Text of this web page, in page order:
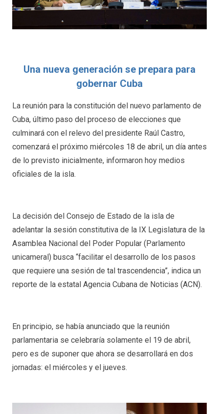
Una nueva generación se prepara para
gobernar Cuba
La reunión para la constitución del nuevo parlamento de
Cuba, último paso del proceso de elecciones que
culminará con el relevo del presidente Raúl Castro,
comenzará el próximo miércoles 18 de abril, un día antes
de lo previsto inicialmente, informaron hoy medios
oficiales de la isla.
La decisión del Consejo de Estado de la isla de
adelantar la sesión constitutiva de la IX Legislatura de la
Asamblea Nacional del Poder Popular (Parlamento
unicameral) busca “facilitar el desarrollo de los pasos
que requiere una sesión de tal trascendencia”, indica un
reporte de la estatal Agencia Cubana de Noticias (ACN).
En principio, se había anunciado que la reunión
parlamentaria se celebraría solamente el 19 de abril,
pero es de suponer que ahora se desarrollará en dos
jornadas: el miércoles y el jueves.